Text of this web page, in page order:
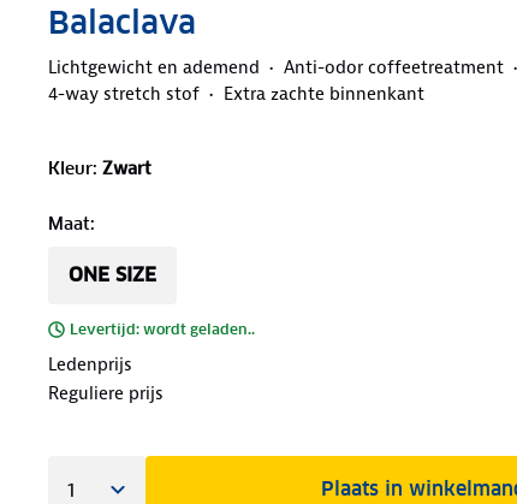
Balaclava
Lichtgewicht en ademend
Anti-odor coffeetreatment
4-way stretch stof
Extra zachte binnenkant
Kleur: Zwart
Maat:
ONE SIZE
Levertijd: wordt geladen..
Ledenprijs
Reguliere prijs
Plaats in